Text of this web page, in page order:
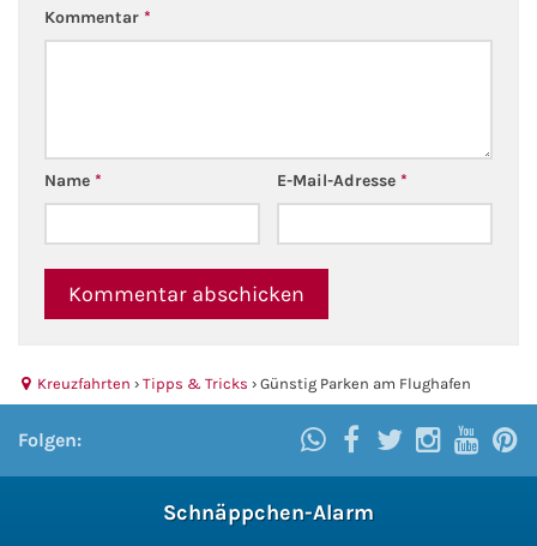
Kommentar *
Name * E-Mail-Adresse *
Kreuzfahrten › Tipps & Tricks › Günstig Parken am Flughafen
Folgen:
Schnäppchen-Alarm